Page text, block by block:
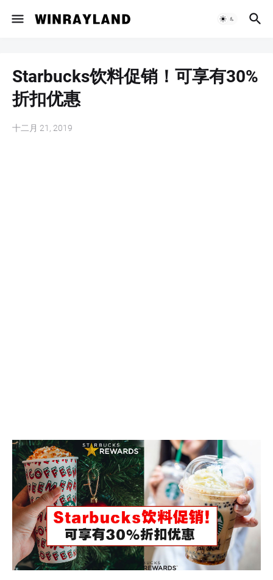
Starbucks饮料促销！可享有30%
折扣优惠
十二月 21, 2019